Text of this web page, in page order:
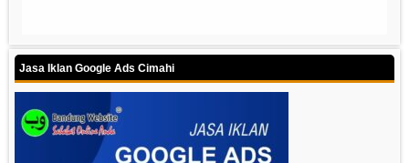
Jasa Iklan Google Ads Cimahi